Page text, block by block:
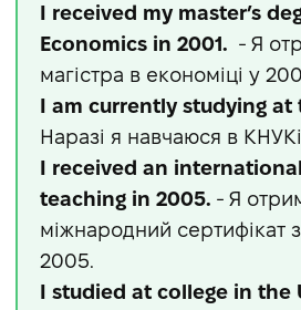
I received my master’s
Economics in 2001. - Я
магістра в економіці у
I am currently studying at
Наразі я навчаюся в
I received an
teaching in 2005. - Я
міжнародний сертифікат
2005.
I studied at college in the